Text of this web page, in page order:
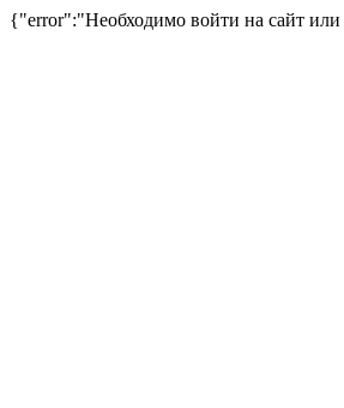
{"error":"Необходимо войти на сайт или